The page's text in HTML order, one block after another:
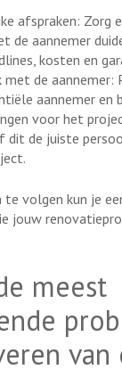
afspraken: Zorg
de aannemer
kosten en
met de aannemer:
aannemer en
voor het
dit de juiste
te volgen kun je
jouw
meest
van